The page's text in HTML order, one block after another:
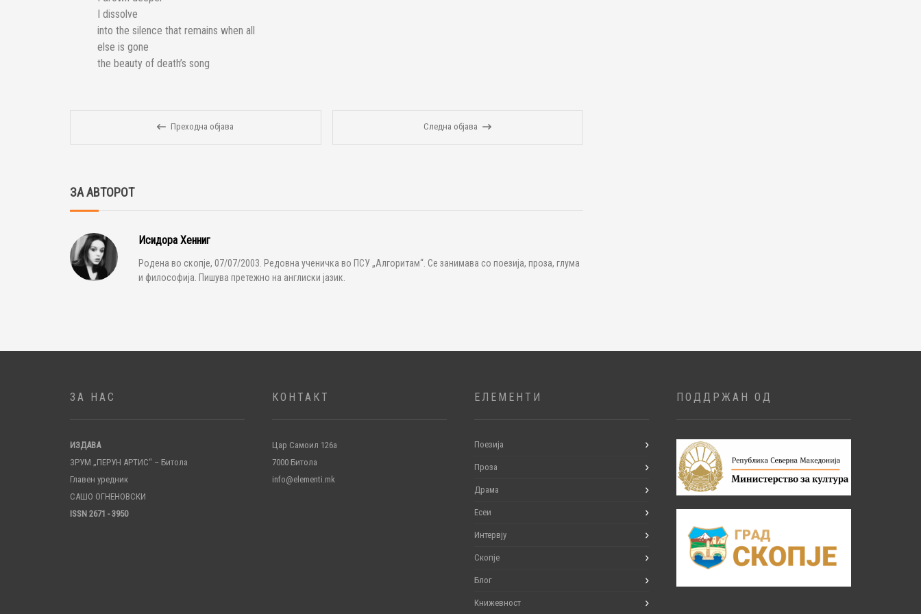
I dissolve
into the silence that remains when all
else is gone
the beauty of death’s song
Преходна објава Следна објава
ЗА АВТОРОТ
Исидора Хенниг
Родена во скопје, 07/07/2003. Редовна ученичка во ПСУ „Алгоритам“. Се занимава со поезија, проза, глума
и философија. Пишува претежно на англиски јазик.
ЗА НАС
ИЗДАВА
ЗРУМ „ПЕРУН АРТИС“ – Битола
Главен уредник
САШО ОГНЕНОВСКИ
ISSN 2671 - 3950
КОНТАКТ
Цар Самоил 126а
7000 Битола
info@elementi.mk
ЕЛЕМЕНТИ
Поезија
Проза
Драма
Есеи
Интервју
Скопје
Блог
Книжевност
ПОДДРЖАН ОД